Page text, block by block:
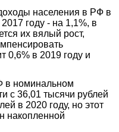
населения в РФ в
году - на 1,1%, в
их вялый рост,
0,6% в 2019 году и
в номинальном
с 36,01 тысячи рублей
в 2020 году, но этот
накопленной